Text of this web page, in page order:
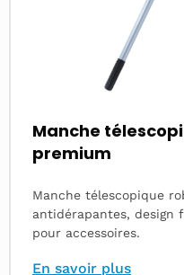
Manche
premium
Manche télescopique
antidérapantes, design
pour accessoires.
En savoir plus